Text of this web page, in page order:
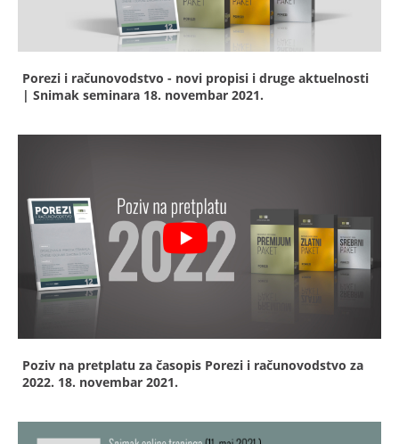
Porezi i računovodstvo - novi propisi i druge aktuelnosti
| Snimak seminara 18. novembar 2021.
Poziv na pretplatu za časopis Porezi i računovodstvo za
2022. 18. novembar 2021.